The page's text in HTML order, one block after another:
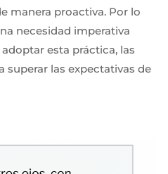
manera proactiva. Por lo
necesidad imperativa
esta práctica, las
superar las expectativas de